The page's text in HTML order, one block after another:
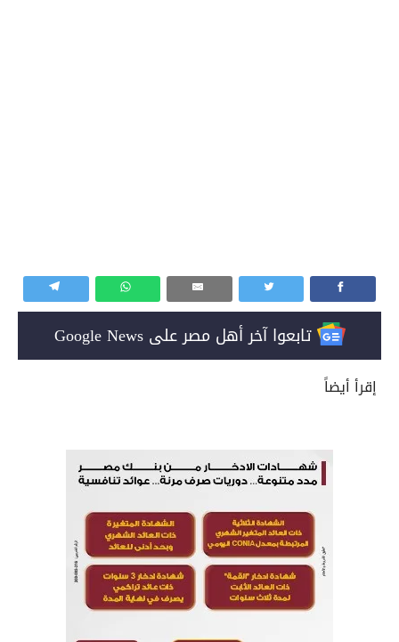
تابعوا آخر أهل مصر على Google News
إقرأ أيضاً